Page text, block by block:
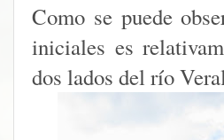
Como se puede
iniciales es
dos lados del río